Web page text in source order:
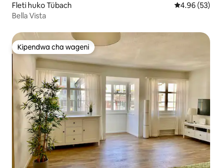
Fleti huko Tübach Ukadiriaji wa
4.96 (53)
Bella Vista
Kipendwa cha wageni
Kipendwa cha wageni